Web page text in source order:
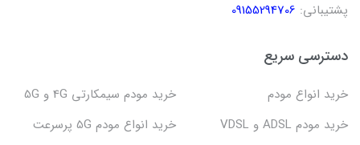
پشتیبانی: 09155294706
دسترسی سریع
خرید انواع مودم
خرید مودم سیمکارتی 4G و 5G
خرید مودم ADSL و VDSL
خرید انواع مودم 5G پرسرعت